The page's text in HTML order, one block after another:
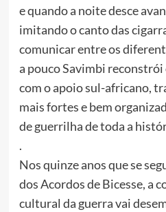
e quando a noite desce
imitando o canto das
comunicar entre os
a pouco Savimbi reconstrói
com o apoio sul-africano,
mais fortes e bem
de guerrilha de toda a
.
Nos quinze anos que se
dos Acordos de Bicesse, a
cultural da guerra vai